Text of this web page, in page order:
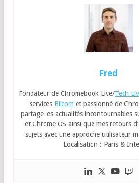
Fred
Fondateur de Chromebook Live/Tech
services Blicom et passionné de
partage les actualités incontournables
et Chrome OS ainsi que mes retours
sujets avec une approche utilisateur
Localisation : Paris &